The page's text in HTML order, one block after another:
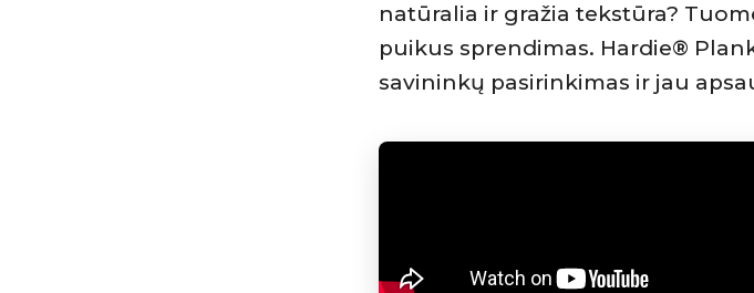
natūralia ir gražia tekstūra?
puikus sprendimas. Hardie®
savininkų pasirinkimas ir jau